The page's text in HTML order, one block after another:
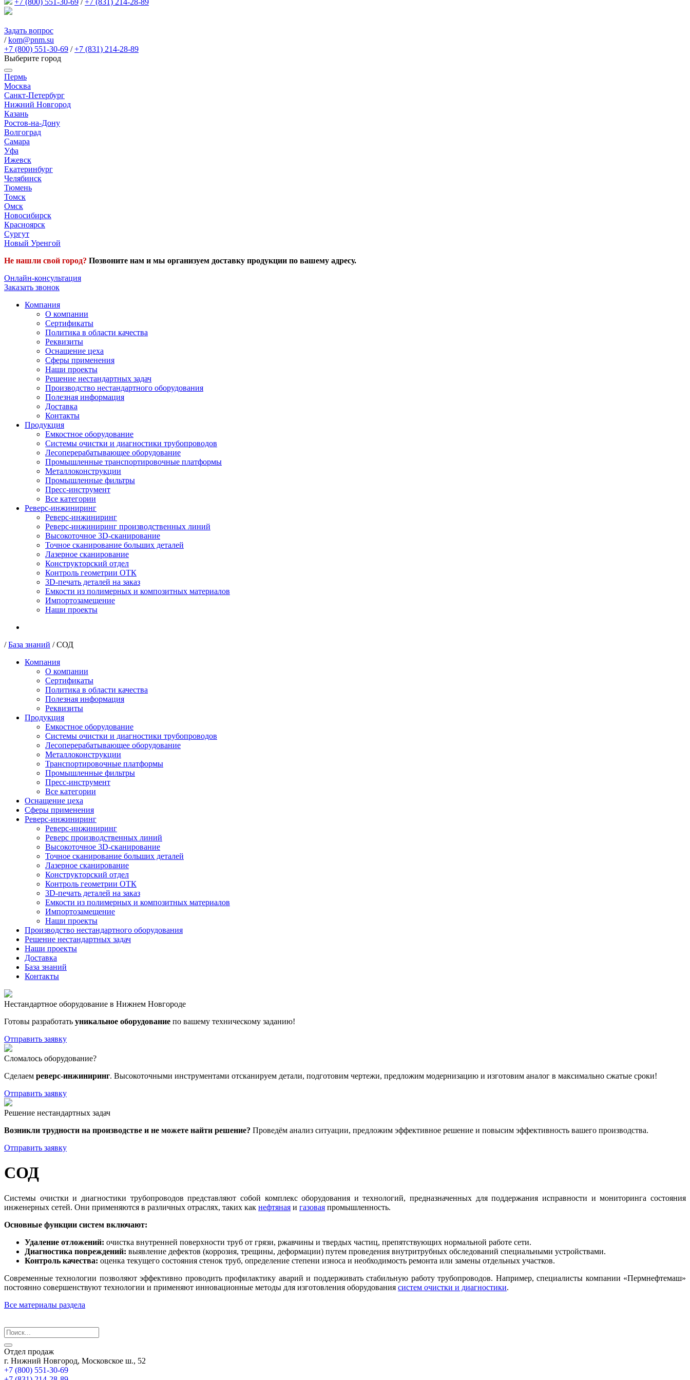
+7 (800) 551-30-69 / +7 (831) 214-28-89
Задать вопрос
/kom@pnm.su
+7 (800) 551-30-69 /+7 (831) 214-28-89
Выберите город
Пермь
Москва
Санкт-Петербург
Нижний Новгород
Казань
Ростов-на-Дону
Волгоград
Самара
Уфа
Ижевск
Екатеринбург
Челябинск
Тюмень
Томск
Омск
Новосибирск
Красноярск
Сургут
Новый Уренгой
Не нашли свой город? Позвоните нам и мы организуем доставку продукции по вашему адресу.
Онлайн-консультация
Заказать звонок
Компания
О компании
Сертификаты
Политика в области качества
Реквизиты
Оснащение цеха
Сферы применения
Наши проекты
Решение нестандартных задач
Производство нестандартного оборудования
Полезная информация
Доставка
Контакты
Продукция
Емкостное оборудование
Системы очистки и диагностики трубопроводов
Лесоперерабатывающее оборудование
Промышленные транспортировочные платформы
Металлоконструкции
Промышленные фильтры
Пресс-инструмент
Все категории
Реверс-инжиниринг
Реверс-инжиниринг
Реверс-инжиниринг производственных линий
Высокоточное 3D-сканирование
Точное сканирование больших деталей
Лазерное сканирование
Конструкторский отдел
Контроль геометрии ОТК
3D-печать деталей на заказ
Емкости из полимерных и композитных материалов
Импортозамещение
Наши проекты
/База знаний /СОД
Компания
О компании
Сертификаты
Политика в области качества
Полезная информация
Реквизиты
Продукция
Емкостное оборудование
Системы очистки и диагностики трубопроводов
Лесоперерабатывающее оборудование
Металлоконструкции
Транспортировочные платформы
Промышленные фильтры
Пресс-инструмент
Все категории
Оснащение цеха
Сферы применения
Реверс-инжиниринг
Реверс-инжиниринг
Реверс производственных линий
Высокоточное 3D-сканирование
Точное сканирование больших деталей
Лазерное сканирование
Конструкторский отдел
Контроль геометрии ОТК
3D-печать деталей на заказ
Емкости из полимерных и композитных материалов
Импортозамещение
Наши проекты
Производство нестандартного оборудования
Решение нестандартных задач
Наши проекты
Доставка
База знаний
Контакты
Нестандартное оборудование в Нижнем Новгороде
Готовы разработать уникальное оборудование по вашему техническому заданию!
Отправить заявку
Сломалось оборудование?
Сделаем реверс-инжиниринг. Высокоточными инструментами отсканируем детали, подготовим чертежи, предложим модернизацию и изготовим аналог в максимально сжатые сроки!
Отправить заявку
Решение нестандартных задач
Возникли трудности на производстве и не можете найти решение? Проведём анализ ситуации, предложим эффективное решение и повысим эффективность вашего производства.
Отправить заявку
СОД
Системы очистки и диагностики трубопроводов представляют собой комплекс оборудования и технологий, предназначенных для поддержания исправности и мониторинга состояния
инженерных сетей. Они применяются в различных отраслях, таких как нефтяная и газовая промышленность.
Основные функции систем включают:
Удаление отложений: очистка внутренней поверхности труб от грязи, ржавчины и твердых частиц, препятствующих нормальной работе сети.
Диагностика повреждений: выявление дефектов (коррозия, трещины, деформации) путем проведения внутритрубных обследований специальными устройствами.
Контроль качества: оценка текущего состояния стенок труб, определение степени износа и необходимость ремонта или замены отдельных участков.
Современные технологии позволяют эффективно проводить профилактику аварий и поддерживать стабильную работу трубопроводов. Например, специалисты компании «Пермнефтемаш»
постоянно совершенствуют технологии и применяют инновационные методы для изготовления оборудования систем очистки и диагностики.
Все материалы раздела
Отдел продаж
г. Нижний Новгород, Московское ш., 52
+7 (800) 551-30-69